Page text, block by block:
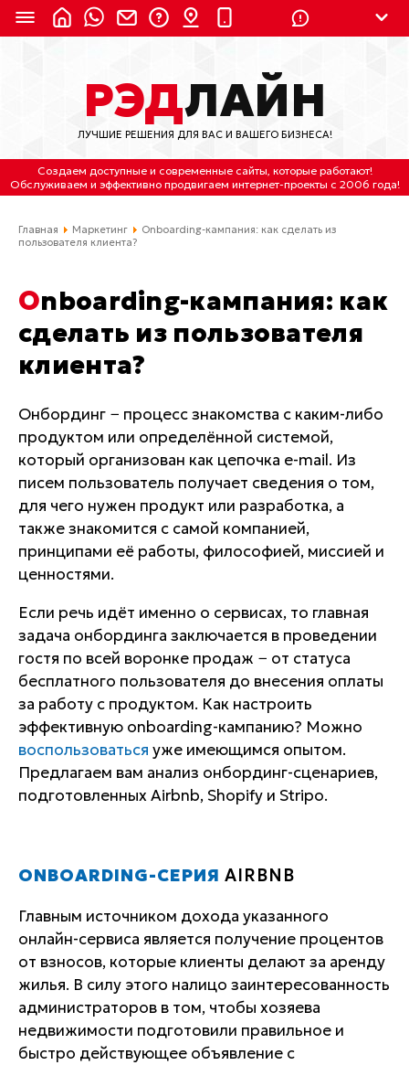
8 (800) 550-9899 (с 2:30 до 11:30 по
Мск)
Бесплатно по России
(4212) 658-653
(4212) 637-673
Отдельный вход \ Левый торец здания
Пн-пт. с 9:30 до 18:30 (по Хбк)
info@lred.ru
РЭДЛАЙН
ЛУЧШИЕ РЕШЕНИЯ ДЛЯ ВАС И ВАШЕГО БИЗНЕСА!
Создаем доступные и современные сайты, которые работают!
Обслуживаем и эффективно продвигаем интернет-проекты с 2006 года!
Главная Маркетинг
Onboarding-кампания: как сделать из
пользователя клиента?
Onboarding-кампания: как
сделать из пользователя
клиента?
Онбординг − процесс знакомства с каким-либо
продуктом или определённой системой,
который организован как цепочка e-mail. Из
писем пользователь получает сведения о том,
для чего нужен продукт или разработка, а
также знакомится с самой компанией,
принципами её работы, философией, миссией и
ценностями.
Если речь идёт именно о сервисах, то главная
задача онбординга заключается в проведении
гостя по всей воронке продаж − от статуса
бесплатного пользователя до внесения оплаты
за работу с продуктом. Как настроить
эффективную onboarding-кампанию? Можно
воспользоваться уже имеющимся опытом.
Предлагаем вам анализ онбординг-сценариев,
подготовленных Airbnb, Shopify и Stripo.
ONBOARDING-СЕРИЯ AIRBNB
Главным источником дохода указанного
онлайн-сервиса является получение процентов
от взносов, которые клиенты делают за аренду
жилья. В силу этого налицо заинтересованность
администраторов в том, чтобы хозяева
недвижимости подготовили правильное и
быстро действующее объявление с